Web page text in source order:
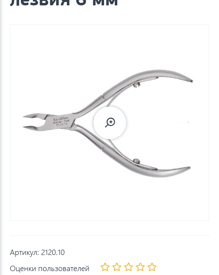
Артикул: 2120.10
Оценки пользователей